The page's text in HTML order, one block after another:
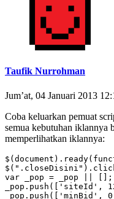
Taufik Nurrohman
Jum’at, 04 Januari 2013
Coba keluarkan pemuat
semua kebutuhan iklannya
memperlihatkan iklannya:
var _pop = _pop || [];
_pop.push(['siteId',
_pop.push(['minBid',